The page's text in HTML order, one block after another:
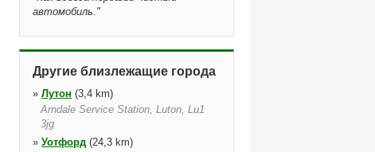
автомобиль. "
Другие близлежащие города
» Лутон (3,4 km)
Arndale Service Station, Luton, Lu1
3jg
» Уотфорд (24,3 km)